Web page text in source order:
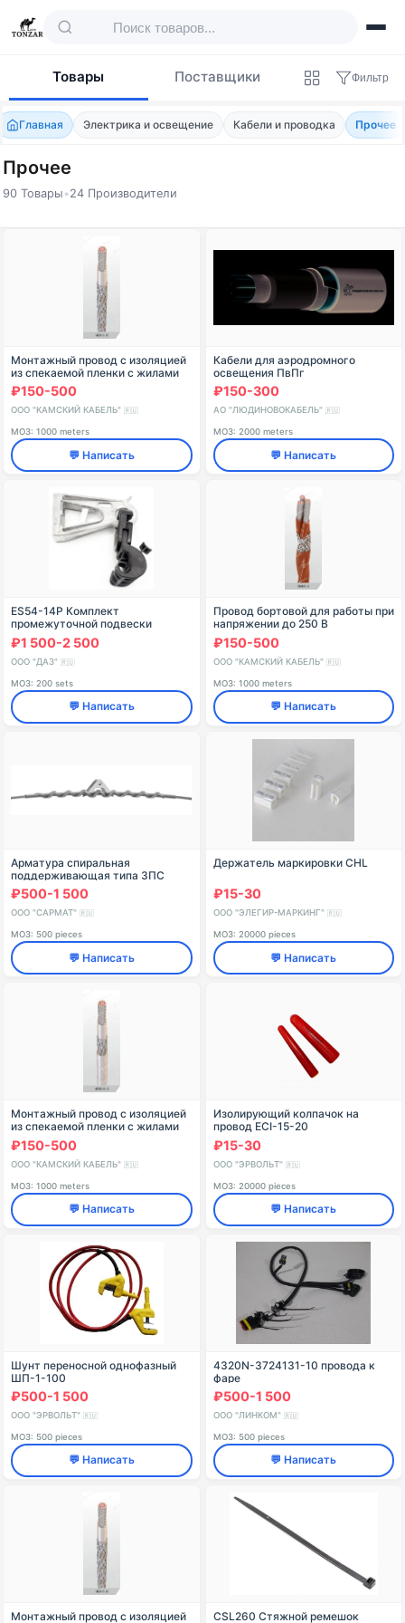
Товары Поставщики Фильтр
Главная Электрика и освещение Кабели и проводка Прочее
Прочее
90 Товары •24 Производители
Товары — Прочее
Монтажный провод с изоляцией
из спекаемой пленки с жилами
нормальной прочности для
работы на номинальном
переменном напряжении 1
₽150-500
ООО "КАМСКИЙ КАБЕЛЬ" 🇷🇺
МОЗ: 1000 meters
💬 Написать
Кабели для аэродромного
освещения ПвПг
₽150-300
АО "ЛЮДИНОВОКАБЕЛЬ" 🇷🇺
МОЗ: 2000 meters
💬 Написать
ES54-14Р Комплект
промежуточной подвески
₽1 500-2 500
ООО "ДАЗ" 🇷🇺
МОЗ: 200 sets
💬 Написать
Провод бортовой для работы при
напряжении до 250 В
переменного тока частоты до
6000 Гц (350 В постоянного
тока) при атмосферном
₽150-500
ООО "КАМСКИЙ КАБЕЛЬ" 🇷🇺
МОЗ: 1000 meters
💬 Написать
Арматура спиральная
поддерживающая типа ЗПС
₽500-1 500
ООО "САРМАТ" 🇷🇺
МОЗ: 500 pieces
💬 Написать
Держатель маркировки CHL
₽15-30
ООО "ЭЛЕГИР-МАРКИНГ" 🇷🇺
МОЗ: 20000 pieces
💬 Написать
Монтажный провод с изоляцией
из спекаемой пленки с жилами
нормальной прочности для
работы на номинальном
переменном напряжении 2
₽150-500
ООО "КАМСКИЙ КАБЕЛЬ" 🇷🇺
МОЗ: 1000 meters
💬 Написать
Изолирующий колпачок на
провод ECI-15-20
₽15-30
ООО "ЭРВОЛЬТ" 🇷🇺
МОЗ: 20000 pieces
💬 Написать
Шунт переносной однофазный
ШП-1-100
₽500-1 500
ООО "ЭРВОЛЬТ" 🇷🇺
МОЗ: 500 pieces
💬 Написать
4320N-3724131-10 провода к
фаре
₽500-1 500
ООО "ЛИНКОМ" 🇷🇺
МОЗ: 500 pieces
💬 Написать
Монтажный провод с изоляцией
CSL260 Стяжной ремешок